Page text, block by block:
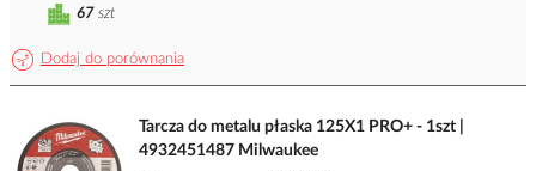
Dodaj do porównania
67 szt
Tarcza do metalu płaska 125X1 PRO+ - 1szt |
4932451487 Milwaukee